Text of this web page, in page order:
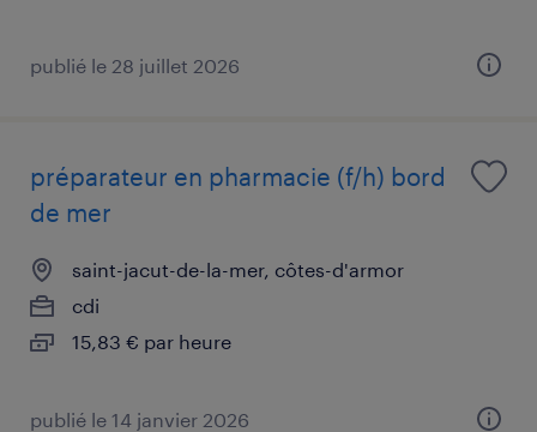
publié le 28 juillet 2026
préparateur en pharmacie (f/h) bord
de mer
saint-jacut-de-la-mer, côtes-d'armor
cdi
15,83 € par heure
publié le 14 janvier 2026